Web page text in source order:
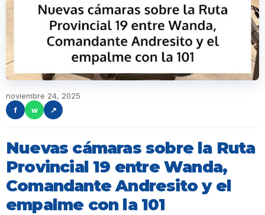
noviembre 24, 2025
f
w ↗
Nuevas cámaras sobre la Ruta
Provincial 19 entre Wanda,
Comandante Andresito y el
empalme con la 101